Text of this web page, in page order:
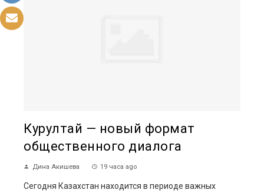
Курултай — новый формат
общественного диалога
Дина Акишева 19 часа ago
Сегодня Казахстан находится в периоде важных